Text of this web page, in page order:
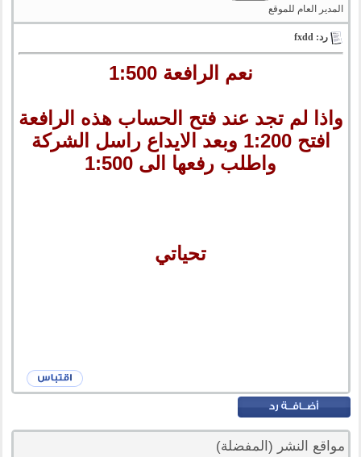
المدير العام للموقع
رد: fxdd
نعم الرافعة 1:500
واذا لم تجد عند فتح الحساب هذه الرافعة
افتح 1:200 وبعد الايداع راسل الشركة
واطلب رفعها الى 1:500
تحياتي
مواقع النشر (المفضلة)